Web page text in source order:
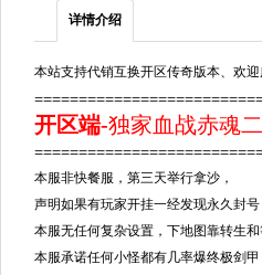
详情介绍
本站支持代销互换开区传奇版本、欢
开区端-独家血战赤魂
本服非快餐服，第三天举行拿沙，
声明如果有玩家开挂一经发现永久封号
本服无任何复杂设置，下地图靠转生
本服承诺任何小怪都有几率爆终极剑甲